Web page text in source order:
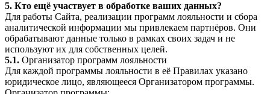
5. Кто ещё участвует в обработке ваших данных?
Для работы Сайта, реализации программ лояльности и сбора
аналитической информации мы привлекаем партнёров. Они
обрабатывают данные только в рамках своих задач и не
используют их для собственных целей.
5.1. Организатор программ лояльности
Для каждой программы лояльности в её Правилах указано
юридическое лицо, являющееся Организатором программы.